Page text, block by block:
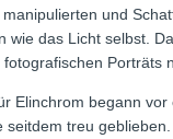
und
wie das Licht selbst.
Porträts
Elinchrom begann vor
seitdem treu